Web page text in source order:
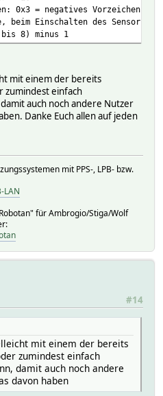
= negatives Vorzeichen,
Einschalten des Sensors
8) minus 1
mit einem der bereits
zumindest einfach
auch noch andere Nutzer
Danke Euch allen auf jeden
mit PPS-, LPB- bzw.
LAN
für Ambrogio/Stiga/Wolf
#14
mit einem der bereits
zumindest einfach
damit auch noch andere
davon haben